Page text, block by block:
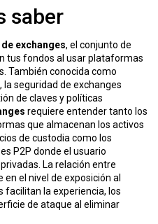
d
v
e
saber
exchanges, el conjunto de
tus fondos al usar plataformas
. También conocida como
, la seguridad de exchanges
de claves y políticas
requiere entender tanto los
que almacenan los activos
de custodia como los
P2P donde el usuario
. La relación entre
el nivel de exposición al
facilitan la experiencia, los
de ataque al eliminar